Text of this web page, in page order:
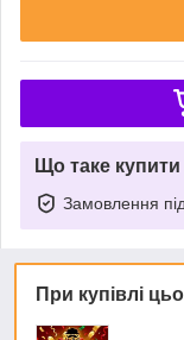
Що таке
Замовлення
При купівлі